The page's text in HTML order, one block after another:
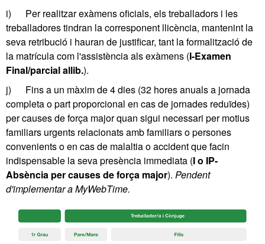
i) Per realitzar exàmens oficials, els treballadors i les
treballadores tindran la corresponent llicència, mantenint la
seva retribució i hauran de justificar, tant la formalització de
la matrícula com l'assistència als exàmens (I-Examen
Final/parcial allib.).
j) Fins a un màxim de 4 dies (32 hores anuals a jornada
completa o part proporcional en cas de jornades reduïdes)
per causes de força major quan sigui necessari per motius
familiars urgents relacionats amb familiars o persones
convenients o en cas de malaltia o accident que facin
indispensable la seva presència immediata (I o IP-
Absència per causes de força major). Pendent
d'implementar a MyWebTime.